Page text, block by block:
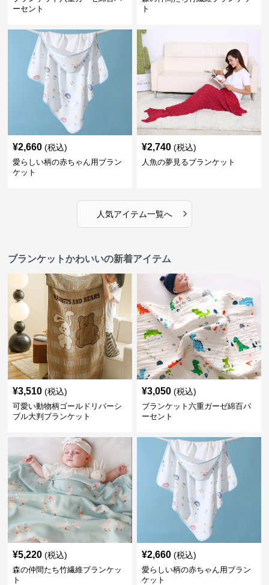
ーセント
ト
¥2,660 (税込)
愛らしい柄の赤ちゃん用ブラン
ケット
¥2,740 (税込)
人魚の夢見るブランケット
人気アイテム一覧へ ›
ブランケットかわいいの新着アイテム
¥3,510 (税込)
可愛い動物柄ゴールドリバーシ
ブル大判ブランケット
¥3,050 (税込)
ブランケット六重ガーゼ綿百パ
ーセント
¥5,220 (税込)
森の仲間たち竹繊維ブランケッ
ト
¥2,660 (税込)
愛らしい柄の赤ちゃん用ブラン
ケット